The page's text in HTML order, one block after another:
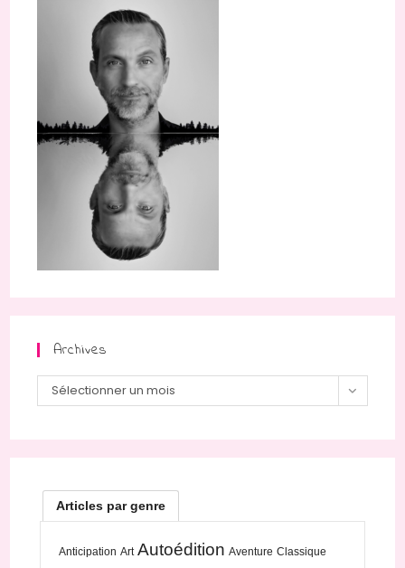
Archives
Archives
Sélectionner un mois
Articles par genre
Anticipation Art Autoédition Aventure Classique